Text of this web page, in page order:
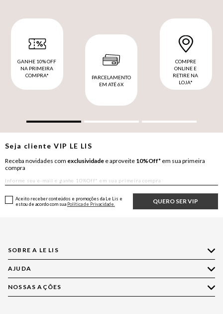
GANHE 10% OFF
NA PRIMEIRA
COMPRA*
PARCELAMENTO
EM ATÉ 6X
COMPRE
ONLINE E
RETIRE NA
LOJA*
Seja clienteVIP LE LIS
Receba novidades com exclusividade e aproveite 10%Off* em sua primeira
compra
QUERO SER VIP
Aceito receber conteúdos e promoções da Le Lis e
estou de acordo com sua Política de Privacidade.
SOBRE A LE LIS
Quem Somos
Nossas Lojas
AJUDA
Compre pelo WhatsApp
NOSSAS AÇÕES